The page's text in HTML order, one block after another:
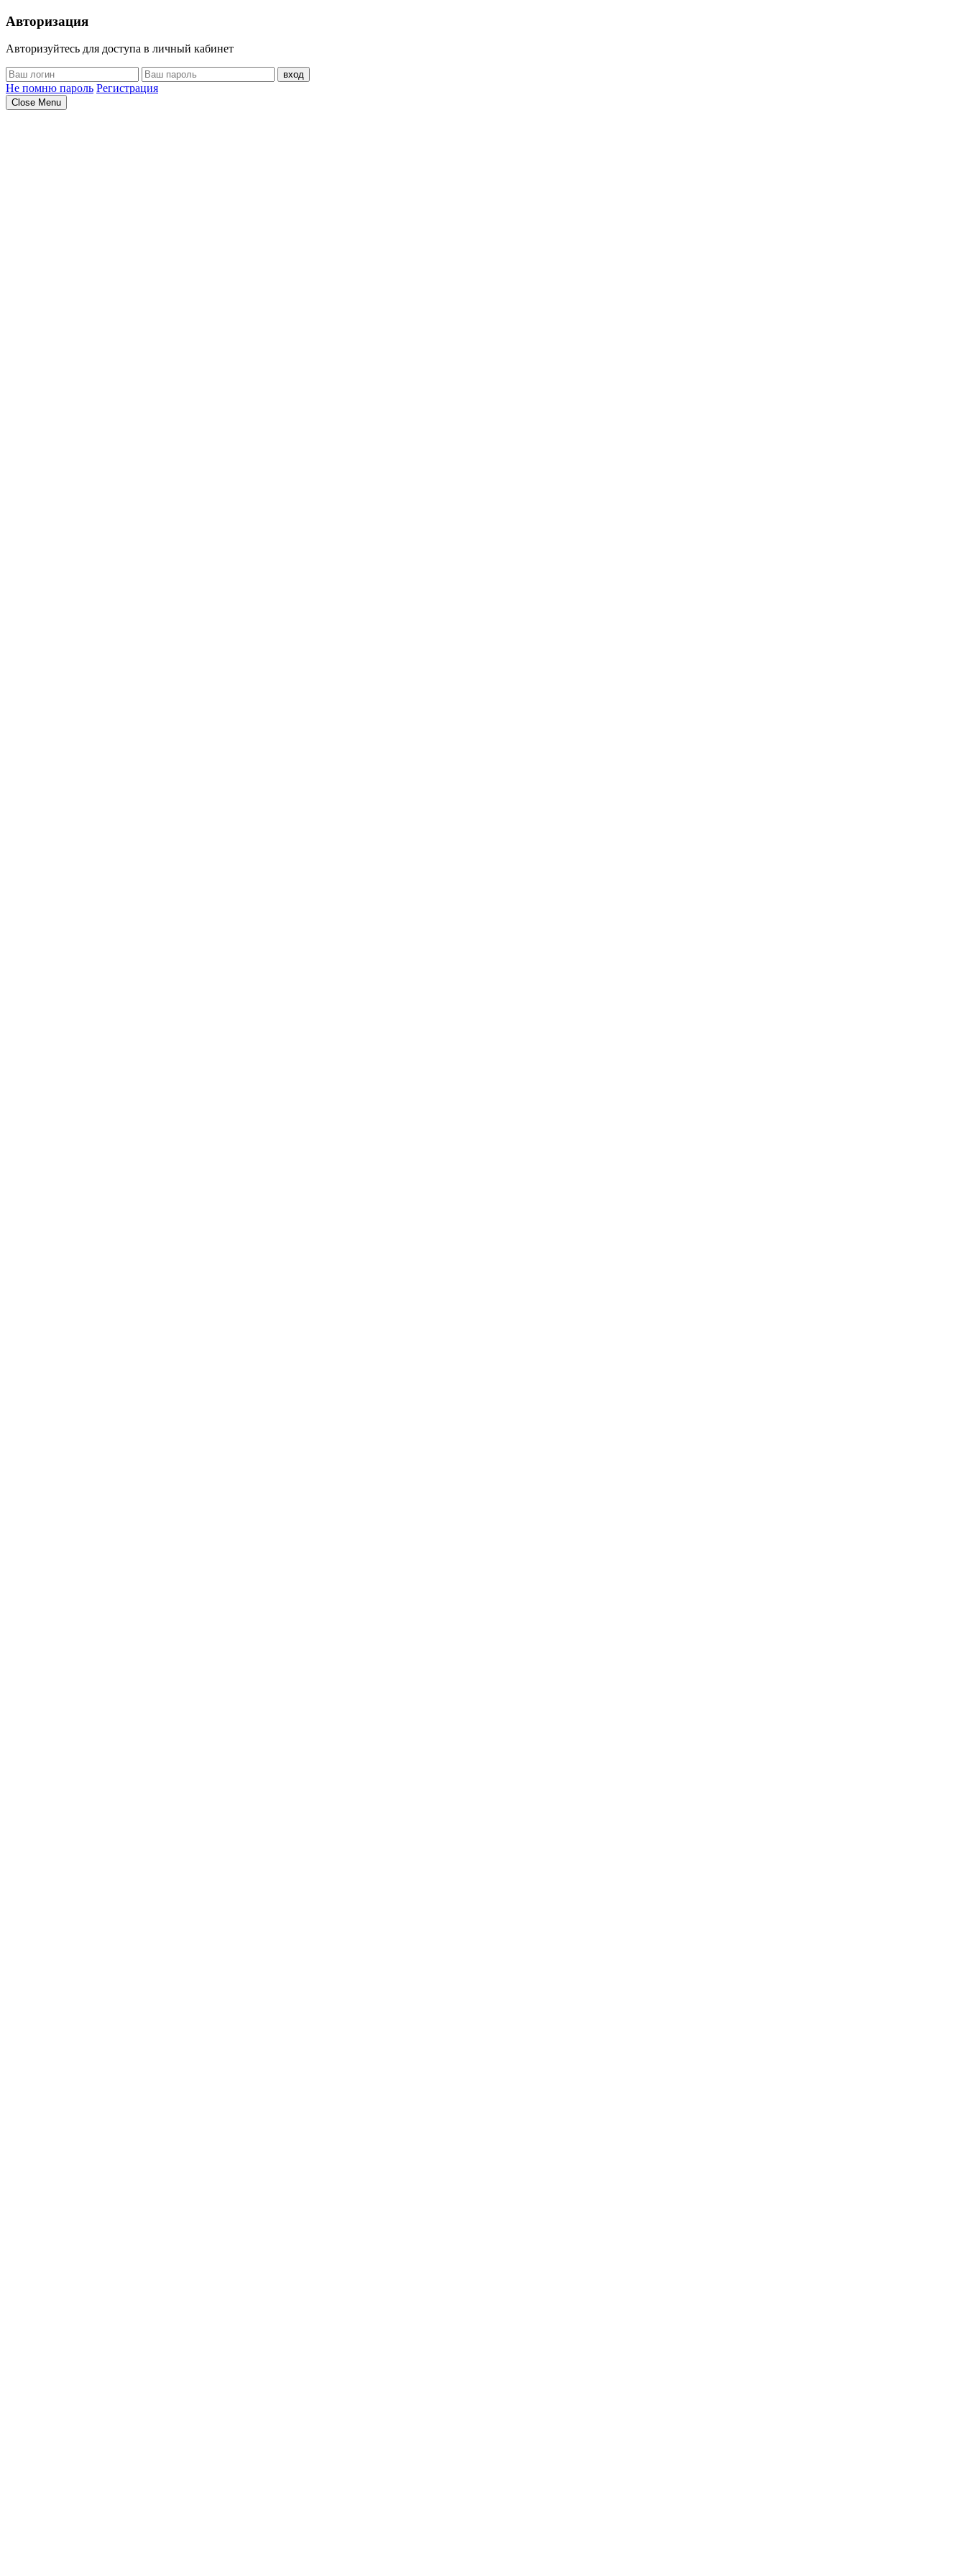
Авторизация
Авторизуйтесь для доступа в личный кабинет
вход
Не помню пароль Регистрация
Close Menu